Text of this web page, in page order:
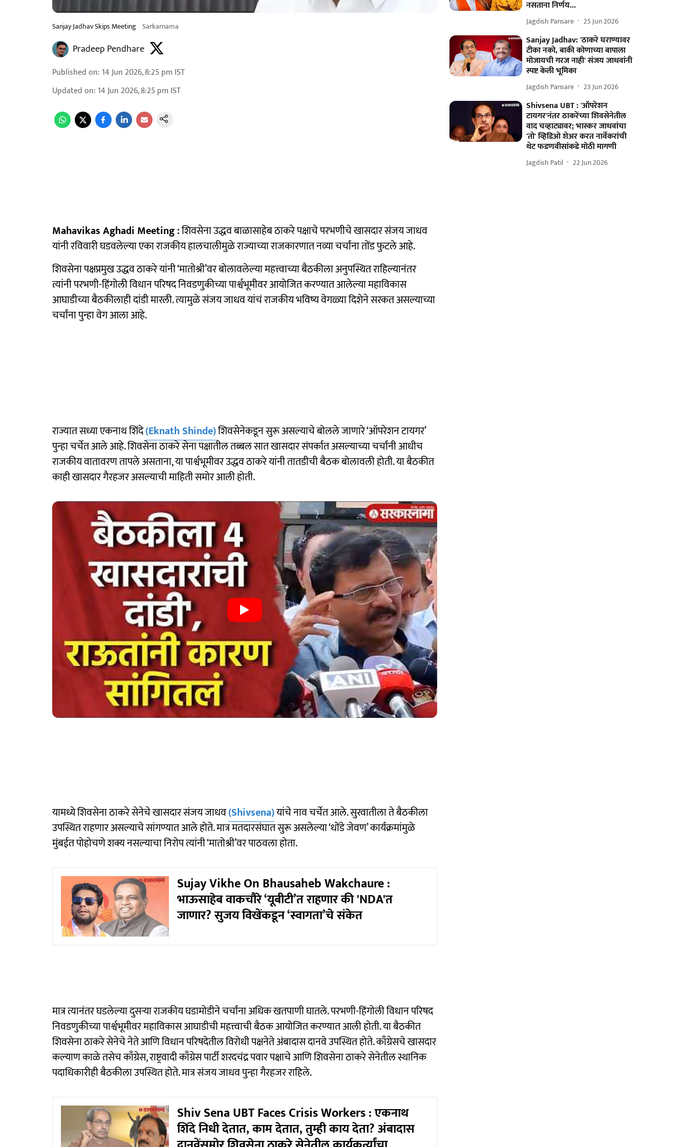
Sanjay Jadhav Skips Meeting Sarkarnama
Pradeep Pendhare
Published on: 14 Jun 2026, 8:25 pm IST
Updated on: 14 Jun 2026, 8:25 pm IST
Mahavikas Aghadi Meeting :शिवसेना उद्धव बाळासाहेब ठाकरे पक्षाचे परभणीचे खासदार संजय जाधव
यांनी रविवारी घडवलेल्या एका राजकीय हालचालीमुळे राज्याच्या राजकारणात नव्या चर्चांना तोंड फुटले आहे.
शिवसेना पक्षप्रमुख उद्धव ठाकरे यांनी ‘मातोश्री’वर बोलावलेल्या महत्त्वाच्या बैठकीला अनुपस्थित राहिल्यानंतर
त्यांनी परभणी-हिंगोली विधान परिषद निवडणुकीच्या पार्श्वभूमीवर आयोजित करण्यात आलेल्या महाविकास
आघाडीच्या बैठकीलाही दांडी मारली. त्यामुळे संजय जाधव यांचं राजकीय भविष्य वेगळ्या दिशेने सरकत असल्याच्या
चर्चांना पुन्हा वेग आला आहे.
राज्यात सध्या एकनाथ शिंदे(Eknath Shinde)शिवसेनेकडून सुरू असल्याचे बोलले जाणारे ‘ऑपरेशन टायगर’
पुन्हा चर्चेत आले आहे. शिवसेना ठाकरे सेना पक्षातील तब्बल सात खासदार संपर्कात असल्याच्या चर्चांनी आधीच
राजकीय वातावरण तापले असताना, या पार्श्वभूमीवर उद्धव ठाकरे यांनी तातडीची बैठक बोलावली होती. या बैठकीत
काही खासदार गैरहजर असल्याची माहिती समोर आली होती.
यामध्ये शिवसेना ठाकरे सेनेचे खासदार संजय जाधव(Shivsena)यांचे नाव चर्चेत आले. सुरवातीला ते बैठकीला
उपस्थित राहणार असल्याचे सांगण्यात आले होते. मात्र मतदारसंघात सुरू असलेल्या ‘धोंडे जेवण’ कार्यक्रमांमुळे
मुंबईत पोहोचणे शक्य नसल्याचा निरोप त्यांनी ‘मातोश्री’वर पाठवला होता.
Sujay Vikhe On Bhausaheb Wakchaure :
भाऊसाहेब वाकचौरे ‘यूबीटी’त राहणार की 'NDA'त
जाणार? सुजय विखेंकडून ‘स्वागता’चे संकेत
मात्र त्यानंतर घडलेल्या दुसऱ्या राजकीय घडामोडीने चर्चांना अधिक खतपाणी घातले. परभणी-हिंगोली विधान परिषद
निवडणुकीच्या पार्श्वभूमीवर महाविकास आघाडीची महत्त्वाची बैठक आयोजित करण्यात आली होती. या बैठकीत
शिवसेना ठाकरे सेनेचे नेते आणि विधान परिषदेतील विरोधी पक्षनेते अंबादास दानवे उपस्थित होते. काँग्रेसचे खासदार
कल्याण काळे तसेच काँग्रेस, राष्ट्रवादी काँग्रेस पार्टी शरदचंद्र पवार पक्षाचे आणि शिवसेना ठाकरे सेनेतील स्थानिक
पदाधिकारीही बैठकीला उपस्थित होते. मात्र संजय जाधव पुन्हा गैरहजर राहिले.
Shiv Sena UBT Faces Crisis Workers : एकनाथ
शिंदे निधी देतात, काम देतात, तुम्ही काय देता? अंबादास
नसताना निर्णय...
Jagdish Pansare 25 Jun 2026
Sanjay Jadhav: 'ठाकरे घराण्यावर
टीका नको, बाकी कोणाच्या बापाला
मोजायची गरज नाही' संजय जाधवांनी
स्पष्ट केली भूमिका
Jagdish Pansare 23 Jun 2026
Shivsena UBT : 'ऑपरेशन
टायगर'नंतर ठाकरेंच्या शिवसेनेतील
वाद चव्हाट्यावर; भास्कर जाधवांचा
'तो' व्हिडिओ शेअर करत नार्वेकरांची
थेट फडणवीसांकडे मोठी मागणी
Jagdish Patil 22 Jun 2026